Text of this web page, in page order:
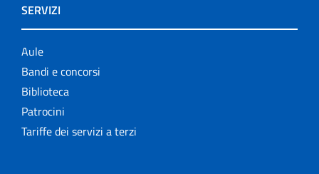
SERVIZI
Aule
Bandi e concorsi
Biblioteca
Patrocini
Tariffe dei servizi a terzi